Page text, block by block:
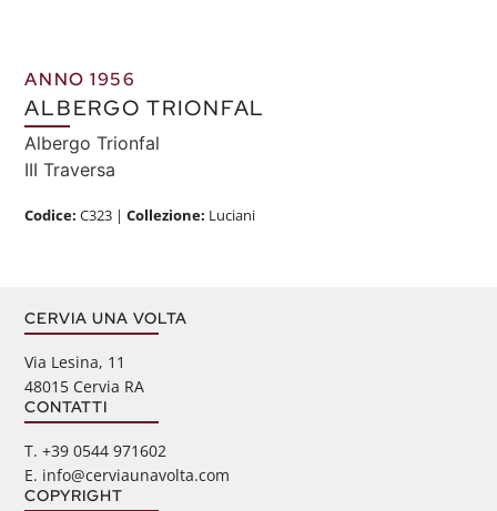
ANNO 1956
ALBERGO TRIONFAL
Albergo Trionfal
III Traversa
Codice:C323 |Collezione: Luciani
CERVIA UNA VOLTA
Via Lesina, 11
48015 Cervia RA
CONTATTI
‭T. +39 0544 971602
E. info@cerviaunavolta.com
COPYRIGHT